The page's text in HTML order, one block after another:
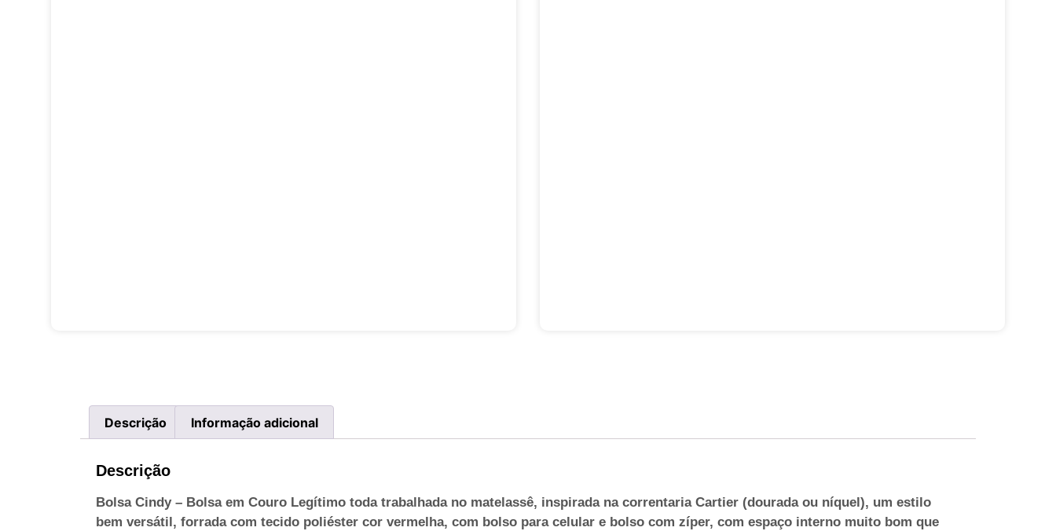
Descrição Informação adicional
Descrição
Bolsa Cindy – Bolsa em Couro Legítimo toda trabalhada no matelassê, inspirada na correntaria Cartier (dourada ou níquel), um estilo
bem versátil, forrada com tecido poliéster cor vermelha, com bolso para celular e bolso com zíper, com espaço interno muito bom que